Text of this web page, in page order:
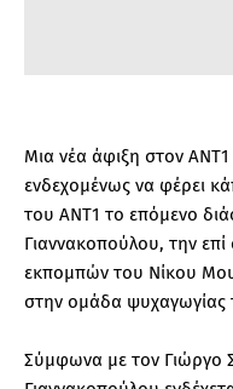
Μια νέα άφιξη στον ΑΝΤ1
ενδεχομένως να φέρει
του ΑΝΤ1 το επόμενο
Γιαννακοπούλου, την
εκπομπών του Νίκου
στην ομάδα ψυχαγωγίας
Σύμφωνα με τον Γιώργο